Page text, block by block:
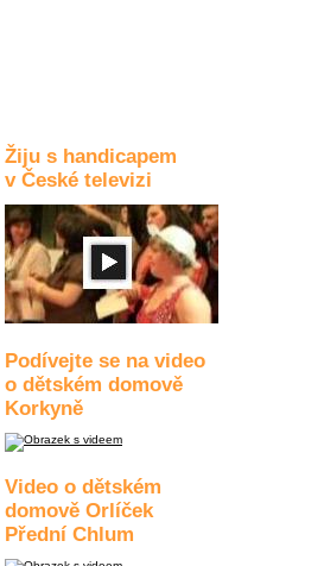
Žiju s handicapem
v České televizi
Podívejte se na video
o dětském domově
Korkyně
Video o dětském
domově Orlíček
Přední Chlum